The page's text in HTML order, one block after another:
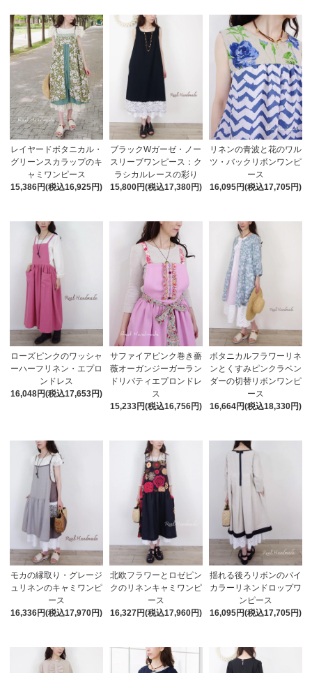
レイヤードボタニカル・
グリーンスカラップのキ
ャミワンピース
15,386円(税込16,925円)
ブラックWガーゼ・ノー
スリーブワンピース：ク
ラシカルレースの彩り
15,800円(税込17,380円)
リネンの青波と花のワル
ツ・バックリボンワンピ
ース
16,095円(税込17,705円)
ローズピンクのワッシャ
ーハーフリネン・エプロ
ンドレス
16,048円(税込17,653円)
サファイアピンク巻き薔
薇オーガンジーガーラン
ドリバティエプロンドレ
ス
15,233円(税込16,756円)
ボタニカルフラワーリネ
ンとくすみピンクラベン
ダーの切替リボンワンピ
ース
16,664円(税込18,330円)
モカの縁取り・グレージ
ュリネンのキャミワンピ
ース
16,336円(税込17,970円)
北欧フラワーとロゼピン
クのリネンキャミワンピ
ース
16,327円(税込17,960円)
揺れる後ろリボンのバイ
カラーリネンドロップワ
ンピース
16,095円(税込17,705円)